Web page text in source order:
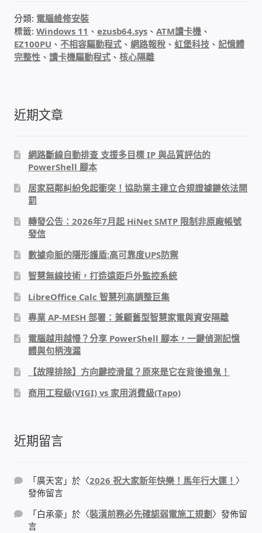
網路硬體設備
VMware
網路 到府檢測 連線設定
光纖網路
TP-Link TAIWAN(普聯技術)
PHP程式設計
網路 工具 軟體 手冊
監視器安裝維修
監視器DIY
防盜保全-安防設備
分類: 電腦維修安裝
標籤:Windows 11 、ezusb64.sys 、ATM讀卡機 、
EZ100PU 、不相容驅動程式 、網路報稅 、虹堡科技 、記憶體
完整性 、讀卡機驅動程式 、核心隔離
近期文章
網路斷線自動排查 支援多目標 IP 與品質評估的
PowerShell 腳本
居家惡鄰糾紛免起衝突！協助業主建立合規證據鏈依法開
罰
轉發公告：2026年7月起 HiNet SMTP 限制非原廠帳號
發信
數據命脈的隱形護盾:高可靠度UPS防禦
智慧無線技術，打造遠距戶外監控系統
LibreOffice Calc 智慧列高調整巨集
專業 AP-MESH 部署：兼顧舊型智慧家電與資安隔離
電腦越用越慢？分享 PowerShell 腳本，一鍵偵測記憶
體與句柄洩漏
【故障排除】方向鍵控滑鼠？原來是它在背後搗鬼！
商用工程級(VIGI) vs 家用消費級(Tapo)
近期留言
「廣天宮 」於〈2026 祝大家新年快樂！馬年行大運！ 〉
發佈留言
「白承豪 」於〈裝潢前務必先確認弱電施工規劃 〉發佈留
言